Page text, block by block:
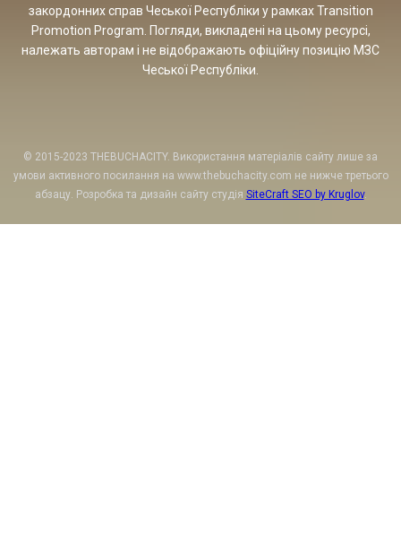
закордонних справ Чеської Республіки у рамках Transition
Promotion Program. Погляди, викладені на цьому ресурсі,
належать авторам і не відображають офіційну позицію МЗС
Чеської Республіки.
© 2015-2023 THEBUCHACITY. Використання матеріалів сайту лише за
умови активного посилання на www.thebuchacity.com не нижче третього
абзацу. Розробка та дизайн сайту студія SiteCraft SEO by Kruglov.